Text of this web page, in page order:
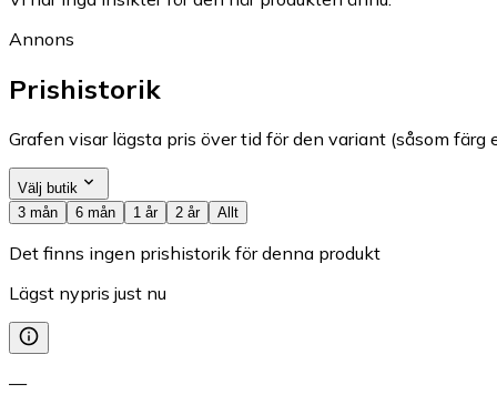
Annons
Prishistorik
Grafen visar lägsta pris över tid för den variant (såsom
Välj butik
3 mån
6 mån 1 år 2 år Allt
Det finns ingen prishistorik för denna produkt
Lägst nypris just nu
—